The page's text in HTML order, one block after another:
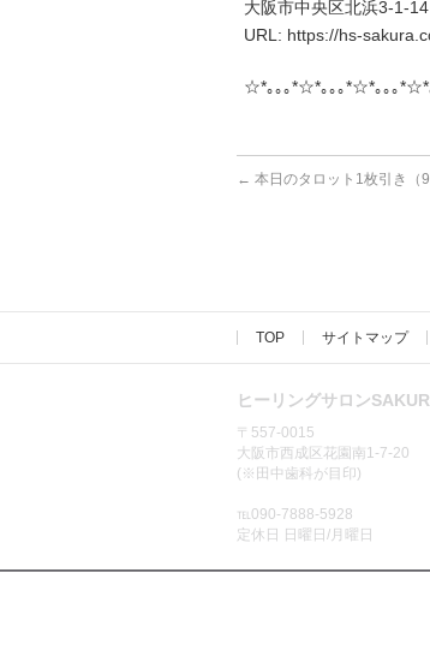
大阪市中央区北浜3-1-
URL: https://hs-
☆*｡｡｡*☆*｡｡｡*☆*｡｡｡
← 本日のタロット1枚引き
TOP サイトマップ
ヒーリングサロン
〒557-0015
大阪市西成区花園南1-7-20
(※田中歯科が目印)
℡090-7888-5928
定休日 日曜日/月曜日